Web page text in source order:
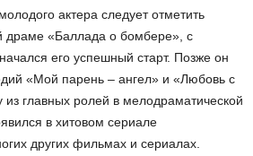
актера следует отметить
драме «Баллада о бомбере», с
его успешный старт. Позже он
«Мой парень – ангел» и «Любовь с
из главных ролей в мелодраматической
в хитовом сериале
других фильмах и сериалах.